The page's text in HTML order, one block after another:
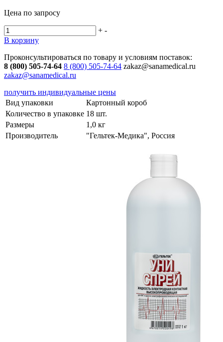
Цена по запросу
+ -
В корзину
Проконсультироваться по товару и условиям поставок:
8 (800) 505-74-64 8 (800) 505-74-64 zakaz@sanamedical.ru
zakaz@sanamedical.ru
получить индивидуальные цены
Вид упаковки
Картонный короб
Количество в упаковке 18 шт.
Размеры
1,0 кг
Производитель
"Гельтек-Медика", Россия